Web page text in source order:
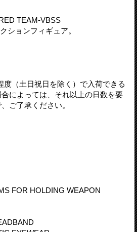
TEAM-VBSS
ションフィギュア。
度（土日祝日を除く）で入荷できる
によっては、それ以上の日数を要
ご了承ください。
FOR HOLDING WEAPON